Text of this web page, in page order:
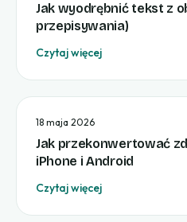
Jak wyodrębnić tekst z
przepisywania)
Czytaj więcej
18 maja 2026
Jak przekonwertować
iPhone i Android
Czytaj więcej